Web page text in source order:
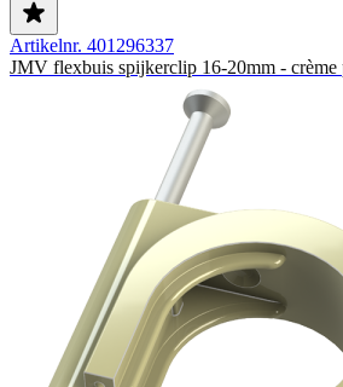
Artikelnr. 401296337
JMV flexbuis spijkerclip 16-20mm - crème